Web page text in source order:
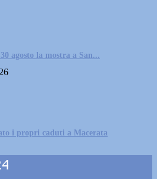
agosto la mostra a San...
i propri caduti a Macerata